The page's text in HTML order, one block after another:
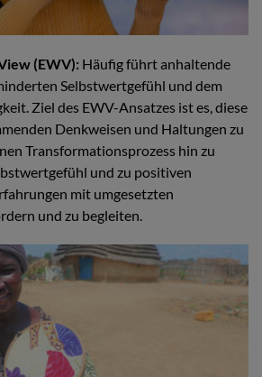
(EWV): Häufig führt anhaltende
Selbstwertgefühl und dem
Ziel des EWV-Ansatzes ist es, diese
Denkweisen und Haltungen zu
Transformationsprozess hin zu
und zu positiven
mit umgesetzten
und zu begleiten.